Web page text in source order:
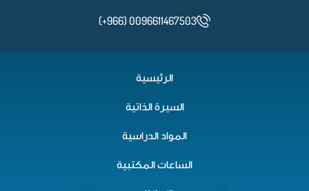
(+966) 0096611467503
الرئيسية
السيرة الذاتية
المواد الدراسية
الساعات المكتبية